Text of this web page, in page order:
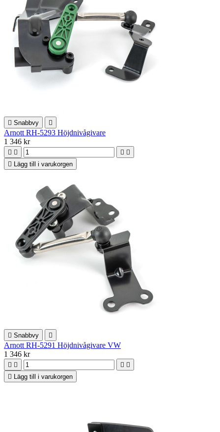
 Snabbvy 
Arnott RH-5293 Höjdnivågivare
1 346 kr
   

Lägg till i varukorgen
 Snabbvy 
Arnott RH-5291 Höjdnivågivare VW
1 346 kr
   

Lägg till i varukorgen